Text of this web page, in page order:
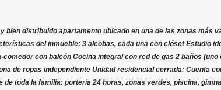
bien distribuido apartamento ubicado en una de las zonas más
del inmueble: 3 alcobas, cada una con clóset Estudio
con balcón Cocina integral con red de gas 2 baños (uno
de ropas independiente Unidad residencial cerrada: Cuenta
toda la familia: portería 24 horas, zonas verdes, piscina,